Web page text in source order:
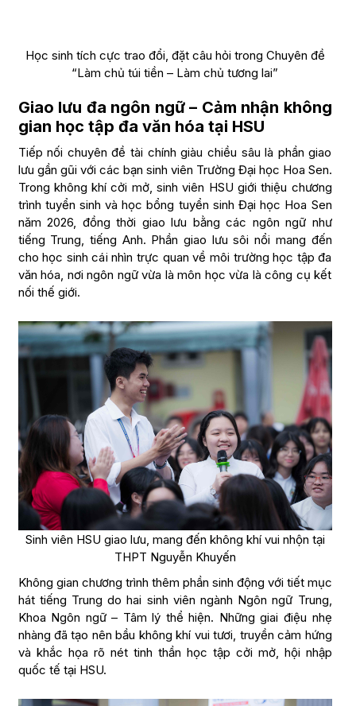
Học sinh tích cực trao đổi, đặt câu hỏi trong Chuyên đề
“Làm chủ túi tiền – Làm chủ tương lai”
Giao lưu đa ngôn ngữ – Cảm nhận không
gian học tập đa văn hóa tại HSU
Tiếp nối chuyên đề tài chính giàu chiều sâu là phần giao
lưu gần gũi với các bạn sinh viên Trường Đại học Hoa Sen.
Trong không khí cởi mở, sinh viên HSU giới thiệu chương
trình tuyển sinh và học bổng tuyển sinh Đại học Hoa Sen
năm 2026, đồng thời giao lưu bằng các ngôn ngữ như
tiếng Trung, tiếng Anh. Phần giao lưu sôi nổi mang đến
cho học sinh cái nhìn trực quan về môi trường học tập đa
văn hóa, nơi ngôn ngữ vừa là môn học vừa là công cụ kết
nối thế giới.
Sinh viên HSU giao lưu, mang đến không khí vui nhộn tại
THPT Nguyễn Khuyến
Không gian chương trình thêm phần sinh động với tiết mục
hát tiếng Trung do hai sinh viên ngành Ngôn ngữ Trung,
Khoa Ngôn ngữ – Tâm lý thể hiện. Những giai điệu nhẹ
nhàng đã tạo nên bầu không khí vui tươi, truyền cảm hứng
và khắc họa rõ nét tinh thần học tập cởi mở, hội nhập
quốc tế tại HSU.